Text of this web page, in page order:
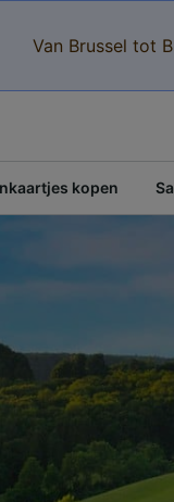
Van Brussel tot
kopen